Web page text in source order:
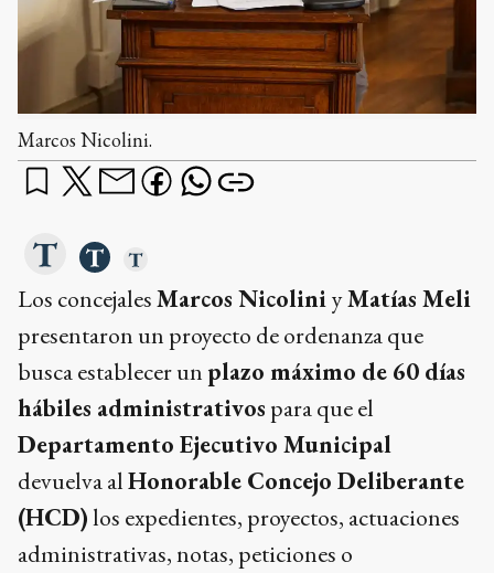
Marcos Nicolini.
Los concejalesMarcos NicoliniyMatías Meli
presentaron un proyecto de ordenanza que
busca establecer un plazo máximo de 60 días
hábiles administrativos para que el
Departamento Ejecutivo Municipal
devuelva alHonorable Concejo Deliberante
(HCD)los expedientes, proyectos, actuaciones
administrativas, notas, peticiones o